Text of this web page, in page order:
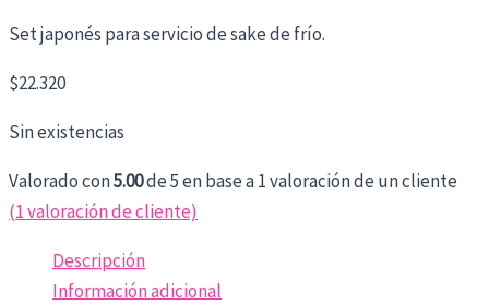
Set japonés para servicio de sake de frío.
$22.320
Sin existencias
Valorado con5.00de 5 en base a1valoración de un cliente
(1valoración de cliente)
Descripción
Información adicional